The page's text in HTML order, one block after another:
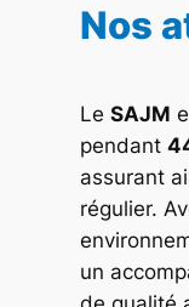
Nos
LeSAJM
pendant
assurant
régulier.
un